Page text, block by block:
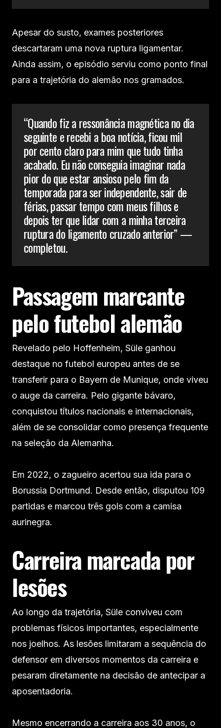
Apesar do susto, exames posteriores
descartaram uma nova ruptura ligamentar.
Ainda assim, o episódio serviu como ponto final
para a trajetória do alemão nos gramados.
“Quando fiz a ressonância magnética no dia
seguinte e recebi a boa notícia, ficou mil
por cento claro para mim que tudo tinha
acabado. Eu não conseguia imaginar nada
pior do que estar ansioso pelo fim da
temporada para ser independente, sair de
férias, passar tempo com meus filhos e
depois ter que lidar com a minha terceira
ruptura do ligamento cruzado anterior” —
completou.
Passagem marcante
pelo futebol alemão
Revelado pelo Hoffenheim, Süle ganhou
destaque no futebol europeu antes de se
transferir para o Bayern de Munique, onde viveu
o auge da carreira. Pelo gigante bávaro,
conquistou títulos nacionais e internacionais,
além de se consolidar como presença frequente
na seleção da Alemanha.
Em 2022, o zagueiro acertou sua ida para o
Borussia Dortmund. Desde então, disputou 109
partidas e marcou três gols com a camisa
aurinegra.
Carreira marcada por
lesões
Ao longo da trajetória, Süle conviveu com
problemas físicos importantes, especialmente
nos joelhos. As lesões limitaram a sequência do
defensor em diversos momentos da carreira e
pesaram diretamente na decisão de antecipar a
aposentadoria.
Mesmo encerrando a carreira aos 30 anos, o